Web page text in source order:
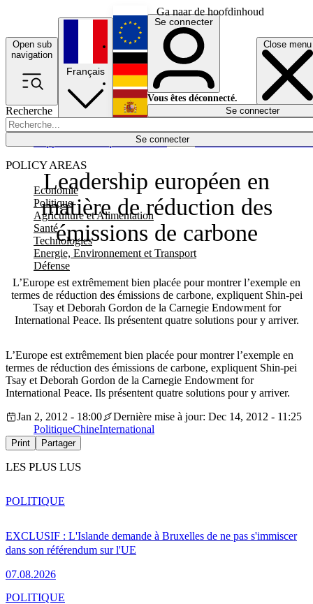
Ga naar de hoofdinhoud
Open sub
navigation
Close menu
Recherche
Se connecter
POLICY AREAS
Economie
Politique
Agriculture et Alimentation
Santé
Technologies
Energie, Environnement et Transport
Défense
Économie
Français
English
Deutsch
Español
Se connecter
Vous êtes déconnecté.
Se connecter
Leadership européen en
matière de réduction des
émissions de carbone
L’Europe est extrêmement bien placée pour montrer l’exemple en
termes de réduction des émissions de carbone, expliquent Shin-pei
Tsay et Deborah Gordon de la Carnegie Endowment for
International Peace. Ils présentent quatre solutions pour y arriver.
L’Europe est extrêmement bien placée pour montrer l’exemple en
termes de réduction des émissions de carbone, expliquent Shin-pei
Tsay et Deborah Gordon de la Carnegie Endowment for
International Peace. Ils présentent quatre solutions pour y arriver.
Jan 2, 2012 - 18:00
Dernière mise à jour: Dec 14, 2012 - 11:25
PolitiqueChineInternational
Print Partager
LES PLUS LUS
EXCLUSIF : L'Islande demande à Bruxelles de ne pas s'immiscer
dans son référendum sur l'UE
07.08.2026
POLITIQUE
POLITIQUE